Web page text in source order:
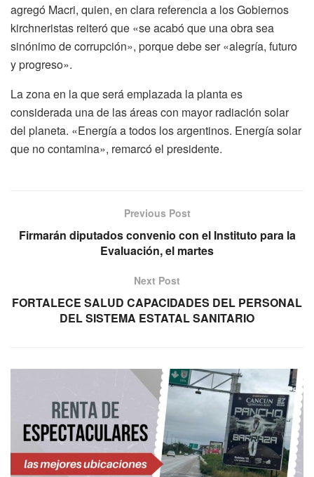
agregó Macri, quien, en clara referencia a los Gobiernos
kirchneristas reiteró que «se acabó que una obra sea
sinónimo de corrupción», porque debe ser «alegría, futuro
y progreso».
La zona en la que será emplazada la planta es
considerada una de las áreas con mayor radiación solar
del planeta. «Energía a todos los argentinos. Energía solar
que no contamina», remarcó el presidente.
Previous Post
Firmarán diputados convenio con el Instituto para la
Evaluación, el martes
Next Post
FORTALECE SALUD CAPACIDADES DEL PERSONAL
DEL SISTEMA ESTATAL SANITARIO